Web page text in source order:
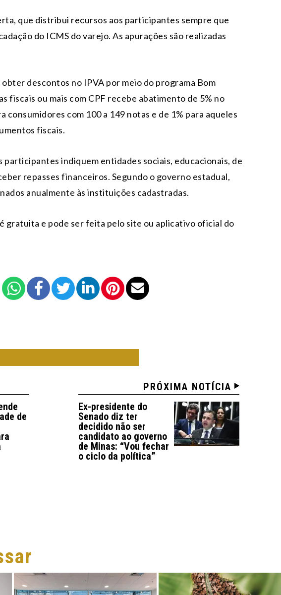
que distribui recursos aos participantes sempre que
do ICMS do varejo. As apurações são realizadas
descontos no IPVA por meio do programa Bom
fiscais ou mais com CPF recebe abatimento de 5% no
consumidores com 100 a 149 notas e de 1% para aqueles
fiscais.
participantes indiquem entidades sociais, educacionais, de
repasses financeiros. Segundo o governo estadual,
anualmente às instituições cadastradas.
gratuita e pode ser feita pelo site ou aplicativo oficial do
de
PRÓXIMA NOTÍCIA
Ex-presidente do
Senado diz ter
decidido não ser
candidato ao governo
de Minas: “Vou fechar
o ciclo da política”